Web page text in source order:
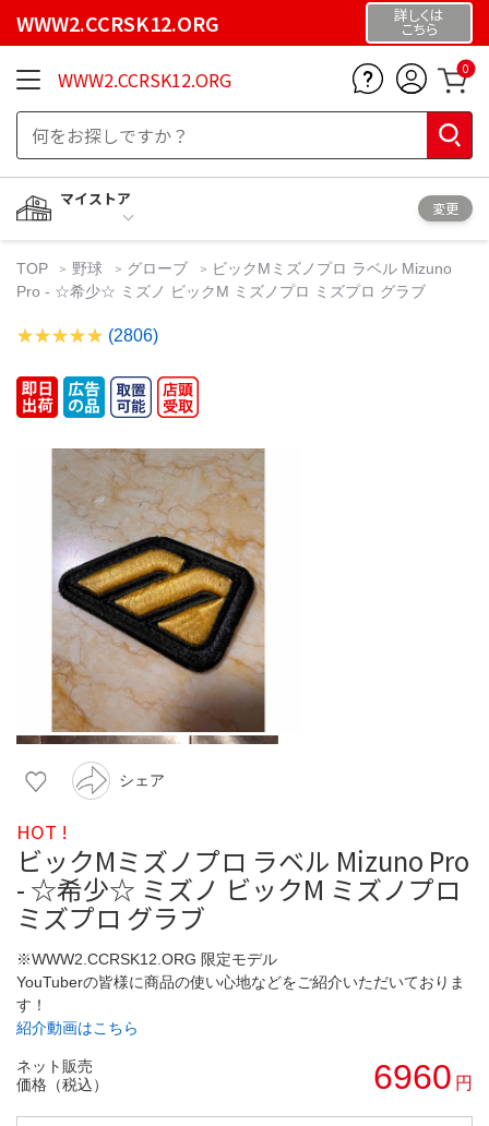
WWW2.CCRSK12.ORG 詳しくは
こちら
WWW2.CCRSK12.ORG 0
マイストア
変更
TOP 野球 グローブ
ビックMミズノプロ ラベル Mizuno
Pro - ☆希少☆ ミズノ ビックM ミズノプロ ミズプロ グラブ
(2806)
シェア
HOT !
ビックMミズノプロ ラベル Mizuno Pro
- ☆希少☆ ミズノ ビックM ミズノプロ
ミズプロ グラブ
※WWW2.CCRSK12.ORG 限定モデル
YouTuberの皆様に商品の使い心地などをご紹介いただいておりま
す！
紹介動画はこちら
ネット販売
価格（税込）
6960 円